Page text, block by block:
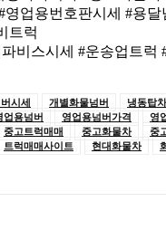
영업용번호판시세 #용달
트럭
비스시세 #운송업트럭
시세 개별화물넘버 냉동탑차
업용넘버 영업용넘버가격
영
중고트럭매매 중고화물차
중
트럭매매사이트 현대화물차